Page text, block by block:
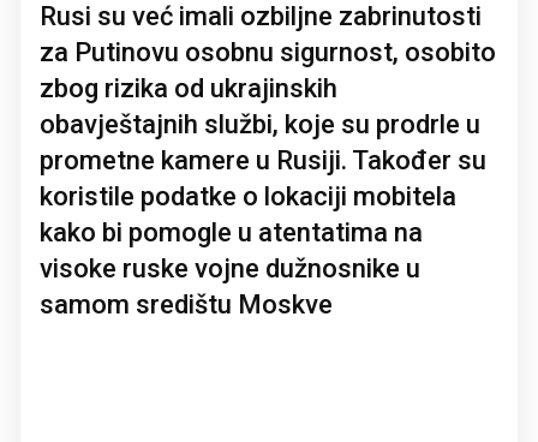
Rusi su već imali ozbiljne zabrinutosti
za Putinovu osobnu sigurnost, osobito
zbog rizika od ukrajinskih
obavještajnih službi, koje su prodrle u
prometne kamere u Rusiji. Također su
koristile podatke o lokaciji mobitela
kako bi pomogle u atentatima na
visoke ruske vojne dužnosnike u
samom središtu Moskve